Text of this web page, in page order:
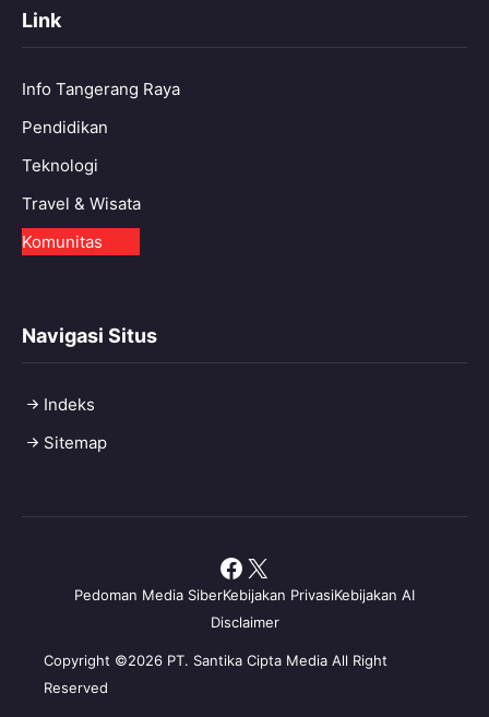
Link
Info Tangerang Raya
Pendidikan
Teknologi
Travel & Wisata
Komunitas
Navigasi Situs
Indeks
Sitemap
Copyright ©2026 PT. Santika Cipta Media All Right
Reserved
Pedoman Media SiberKebijakan PrivasiKebijakan AI
Disclaimer
Facebook
X